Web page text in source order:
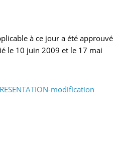
à ce jour a été approuvé
le 10 juin 2009 et le 17 mai
modification